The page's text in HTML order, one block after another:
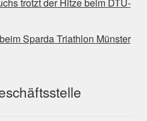
trotzt der Hitze beim DTU-
Sparda Triathlon Münster